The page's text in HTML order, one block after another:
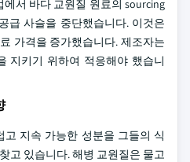
에서 바다 교원질 원료의 sourcing
급 사슬을 중단했습니다. 이것은
가격을 증가했습니다. 제조자는
지키기 위하여 적응해야 했습니
지속 가능한 성분을 그들의 식
고 있습니다. 해병 교원질은 물고